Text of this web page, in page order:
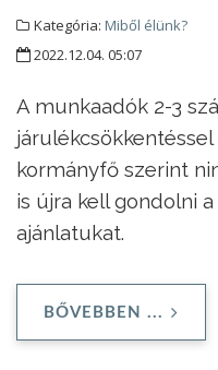
Kategória: Miből élünk?
2022.12.04. 05:07
A munkaadók 2-3
kormányfő szerint
is újra kell gondolni
ajánlatukat.
BŐVEBBEN ...